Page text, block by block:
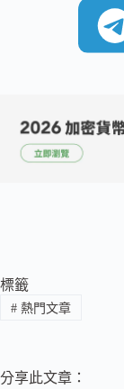
標籤
#熱門文章
分享此文章：